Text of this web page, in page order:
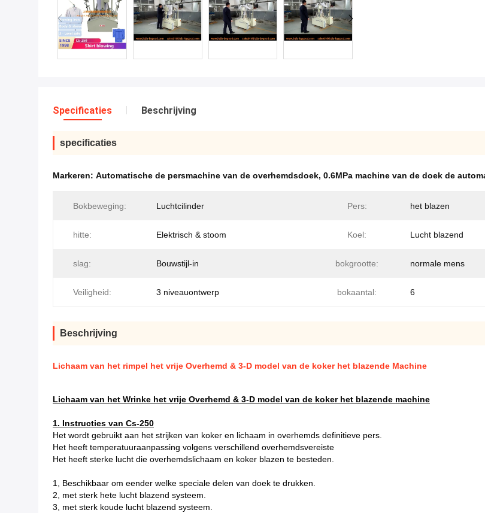
Specificaties Beschrijving
specificaties
Markeren: Automatische de persmachine van de overhemdsdoek, 0.6MPa machine van de doek de
Bokbeweging: Luchtcilinder Pers: het blazen
hitte: Elektrisch & stoom Koel: Lucht blazend
slag: Bouwstijl-in bokgrootte: normale mens
Veiligheid: 3 niveauontwerp bokaantal: 6
Beschrijving
Lichaam van het rimpel het vrije Overhemd & 3-D model van de koker het blazende Machine
Lichaam van het Wrinke het vrije Overhemd & 3-D model van de koker het blazende machine
1. Instructies van Cs-250
Het wordt gebruikt aan het strijken van koker en lichaam in overhemds definitieve pers.
Het heeft temperatuuraanpassing volgens verschillend overhemdsvereiste
Het heeft sterke lucht die overhemdslichaam en koker blazen te besteden.
1, Beschikbaar om eender welke speciale delen van doek te drukken.
2, met sterk hete lucht blazend systeem.
3, met sterk koude lucht blazend systeem.